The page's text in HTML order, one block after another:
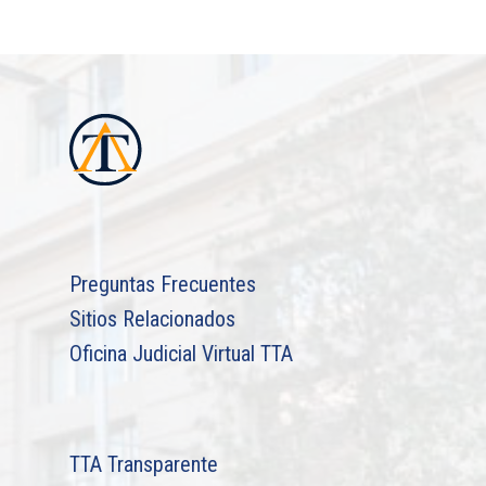
Preguntas Frecuentes
Sitios Relacionados
Oficina Judicial Virtual TTA
TTA Transparente